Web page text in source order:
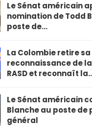
Le Sénat américain
nomination de Todd
poste de…
La Colombie retire sa
reconnaissance de
RASD et reconnaît
Le Sénat américain
Blanche au poste de
général